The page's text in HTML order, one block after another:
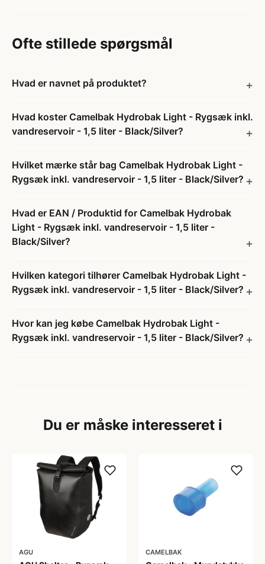
Ofte stillede spørgsmål
Hvad er navnet på produktet?
Hvad koster Camelbak Hydrobak Light - Rygsæk inkl.
vandreservoir - 1,5 liter - Black/Silver?
Hvilket mærke står bag Camelbak Hydrobak Light -
Rygsæk inkl. vandreservoir - 1,5 liter - Black/Silver?
Hvad er EAN / Produktid for Camelbak Hydrobak
Light - Rygsæk inkl. vandreservoir - 1,5 liter -
Black/Silver?
Hvilken kategori tilhører Camelbak Hydrobak Light -
Rygsæk inkl. vandreservoir - 1,5 liter - Black/Silver?
Hvor kan jeg købe Camelbak Hydrobak Light -
Rygsæk inkl. vandreservoir - 1,5 liter - Black/Silver?
Du er måske interesseret i
AGU CAMELBAK